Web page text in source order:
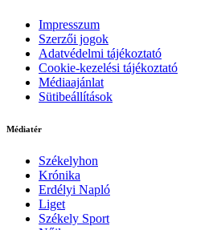
Impresszum
Szerzői jogok
Adatvédelmi tájékoztató
Cookie-kezelési tájékoztató
Médiaajánlat
Sütibeállítások
Médiatér
Székelyhon
Krónika
Erdélyi Napló
Liget
Székely Sport